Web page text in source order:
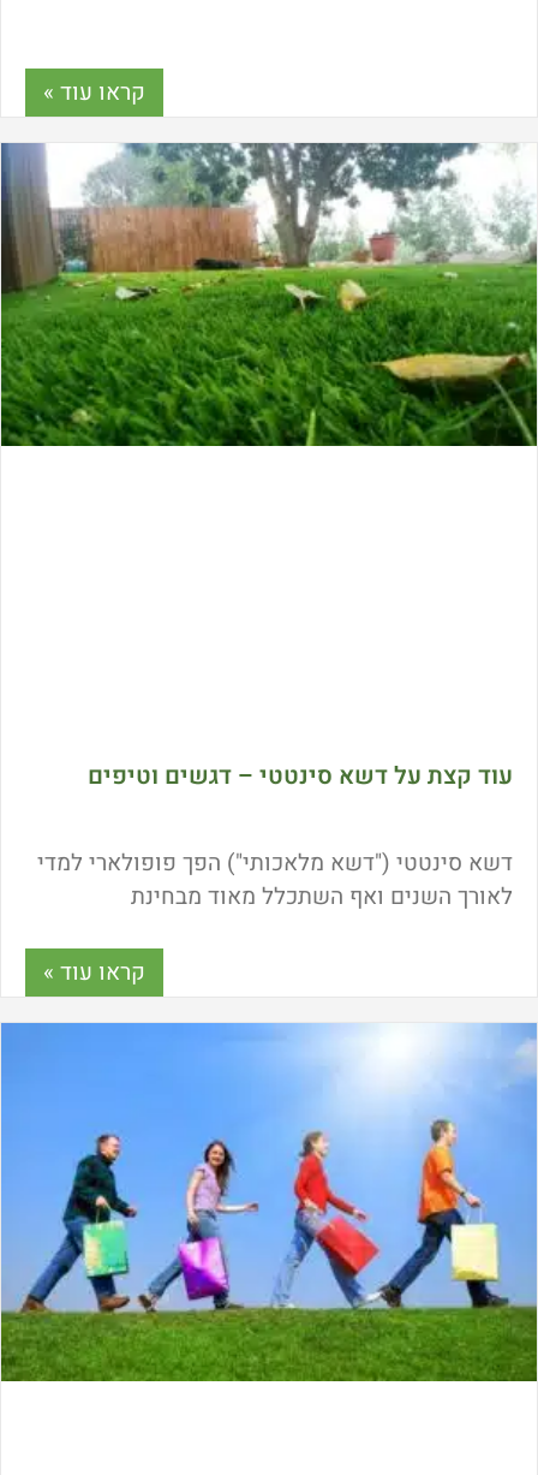
קראו עוד »
עוד קצת על דשא סינטטי – דגשים וטיפים
דשא סינטטי ("דשא מלאכותי") הפך פופולארי למדי
לאורך השנים ואף השתכלל מאוד מבחינת
סוגי הדשא הסינטטי אשר זמינים כיום, בחירתו
וטיפים נוספים שיכולים לעזור לנו לפני שאנו נגשים
לרכוש דשא סינטטי לביתנו.
קראו עוד »